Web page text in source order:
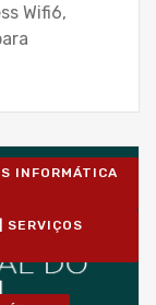
Wifi6,
INFORMÁTICA
SERVIÇOS